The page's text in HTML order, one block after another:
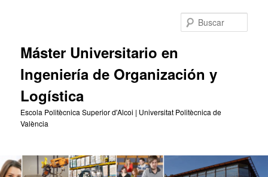
Máster Universitario en
Ingeniería de Organización y
Logística
Escola Politècnica Superior d'Alcoi | Universitat Politècnica de
València